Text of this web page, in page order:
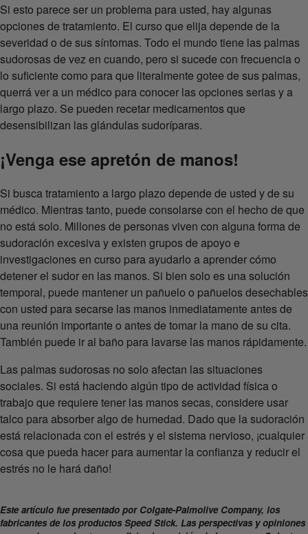
Si esto parece ser un problema para usted, hay algunas
opciones de tratamiento. El curso que elija depende de la
severidad o de sus síntomas. Todo el mundo tiene las palmas
sudorosas de vez en cuando, pero si sucede con frecuencia o
lo suficiente como para que literalmente gotee de sus palmas,
querrá ver a un médico para conocer las opciones serias y a
largo plazo. Se pueden recetar medicamentos que
desensibilizan las glándulas sudoríparas.
¡Venga ese apretón de manos!
Si busca tratamiento a largo plazo depende de usted y de su
médico. Mientras tanto, puede consolarse con el hecho de que
no está solo. Millones de personas viven con alguna forma de
sudoración excesiva y existen grupos de apoyo e
investigaciones en curso para ayudarlo a aprender cómo
detener el sudor en las manos. Si bien solo es una solución
temporal, puede mantener un pañuelo o pañuelos desechables
con usted para secarse las manos inmediatamente antes de
una reunión importante o antes de tomar la mano de su cita.
También puede ir al baño para lavarse las manos rápidamente.
Las palmas sudorosas no solo afectan las situaciones
sociales. Si está haciendo algún tipo de actividad física o
trabajo que requiere tener las manos secas, considere usar
talco para absorber algo de humedad. Dado que la sudoración
está relacionada con el estrés y el sistema nervioso, ¡cualquier
cosa que pueda hacer para aumentar la confianza y reducir el
estrés no le hará daño!
Este artículo fue presentado por Colgate-Palmolive Company, los
fabricantes de los productos Speed Stick. Las perspectivas y opiniones